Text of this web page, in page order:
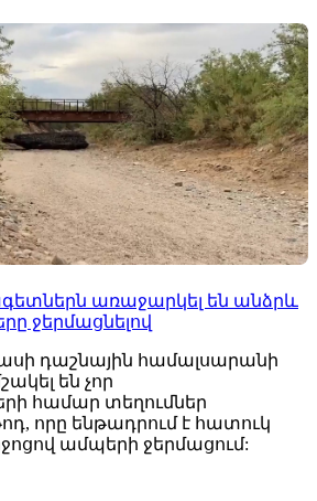
առաջարկել են անձրև
ջերմացնելով
դաշնային համալսարանի
են չոր
համար տեղումներ
որը ենթադրում է հատուկ
ամպերի ջերմացում: